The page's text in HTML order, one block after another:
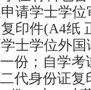
请学士学
印件(A4纸
士学位外
一份 ； 自学考
二代身份证复